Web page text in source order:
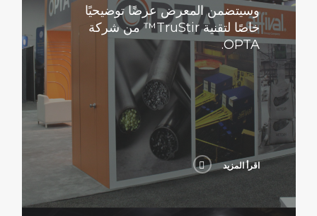
وسيتضمن المعرض عرضًا توضيحيًا
خاصًا لتقنية TruStir™ من شركة
OPTA.
اقرأ المزيد